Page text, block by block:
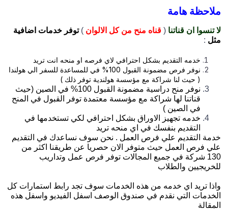
ملاحظة هامة
لا تنسوا ان قناتنا ( قناه منح من كل الالوان )توفر خدمات اضافية
مثل :
خدمه التقديم بشكل احترافي لاي فرصه او منحه انت تريد
نوفر فرص مضمونة القبول 100% في للمساعدة للسفر الي هولندا
( حيث لنا شراكة مع مؤسسة هولندية توفر ذلك )
نوفر منح دراسية مضمونة القبول 100% في الصين (حيث
قناتنا لها شراكة مع مؤسسة معتمدة توفر القبول في المنح
في الصين )
خدمه تجهيز الاوراق بشكل احترافي لكي تستخدمها في
التقديم بنفسك في اي منحه تريد
خدمة التقديم علي فرص العمل . نحن سوف نساعدك في التقديم
علي فرص العمل حيث متوفر الان حصريا عن طريقنا اكثر من
130 شركة في جميع المجالات توفر فرص عمل وتداريب
للخريجيين والطلاب
واذا تريد اي خدمه من هذه الخدمات سوف تجد رابط استمارات كل
الخدمات التي نقدم في صندوق الوصف اسفل الفيديو واسفل هذه
المقالة